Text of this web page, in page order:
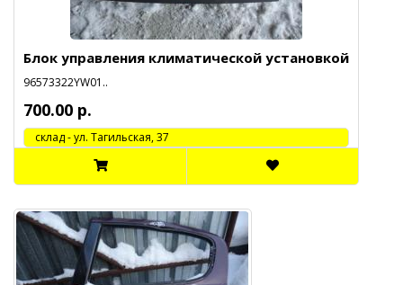
Блок управления климатической установкой
96573322YW01..
700.00 р.
cклад - ул. Тагильская, 37